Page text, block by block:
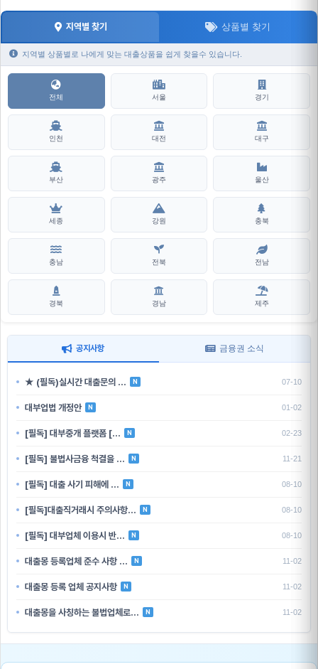
지역별 찾기 상품별 찾기
지역별 상품별로 나에게 맞는 대출상품을 쉽게 찾을수 있습니다.
전체 서울 경기
인천 대전 대구
부산 광주 울산
세종 강원 충북
충남 전북 전남
경북 경남 제주
공지사항 금융권 소식
★ (필독)실시간 대출문의 … N 07-10
대부업법 개정안 N 01-02
[필독] 대부중개 플랫폼 [… N 02-23
[필독] 불법사금융 척결을 … N 11-21
[필독] 대출 사기 피해에 … N 08-10
[필독]대출직거래시 주의사항… N 08-10
[필독] 대부업체 이용시 반… N 08-10
대출몽 등록업체 준수 사항 … N 11-02
대출몽 등록 업체 공지사항 N 11-02
대출몽을 사칭하는 불법업체로… N 11-02